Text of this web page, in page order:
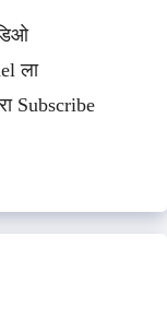
ला
Subscribe